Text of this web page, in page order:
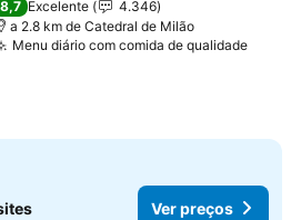
8,7 Excelente
4.346
a 2.8 km de Catedral de Milão
Menu diário com comida de qualidade
Ver preços